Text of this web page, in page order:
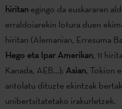
hiritan egingo da euskararen
erraldoiarekin lotura duen
hiritan (Alemanian, Erresuma
Hego eta Ipar Amerikan, 11
Kanada, AEB…); Asian, Tokion
antolatu dituzte ekintzak
unibertsitatetako irakurletzek.